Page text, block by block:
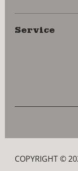
Service
COPYRIGHT ©